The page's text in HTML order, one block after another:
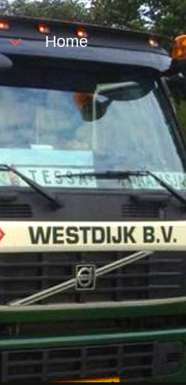
Home